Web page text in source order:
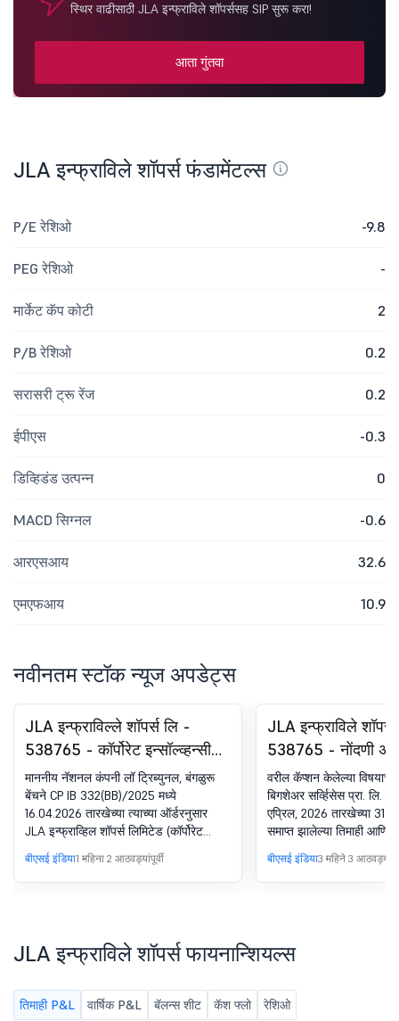
स्थिर वाढीसाठी JLA इन्फ्राविले शॉपर्ससह SIP सुरू करा!
आता गुंतवा
JLA इन्फ्राविले शॉपर्स फंडामेंटल्स
P/E रेशिओ -9.8
PEG रेशिओ -
मार्केट कॅप कोटी 2
P/B रेशिओ 0.2
सरासरी ट्रू रेंज 0.2
ईपीएस -0.3
डिव्हिडंड उत्पन्न 0
MACD सिग्नल -0.6
आरएसआय 32.6
एमएफआय 10.9
नवीनतम स्टॉक न्यूज अपडेट्स
JLA इन्फ्राविल्ले शॉपर्स लि -
538765 - कॉर्पोरेट इन्सॉल्व्हन्सी
रिझोल्यूशन प्रोसेस (सीआयआरपी)-
फायनान्शियल क्रेडिटर्सद्वारे कॉर्पोरेट
इन्सॉल्व्हन्सी रिझोल्यूशन प्रोसेस
(सीआयआरपी) ची सुरुवात
माननीय नॅशनल कंपनी लॉ ट्रिब्युनल, बंगळुरू
बेंचने CP IB 332(BB)/2025 मध्ये
16.04.2026 तारखेच्या त्याच्या ऑर्डरनुसार
JLA इन्फ्राव्हिल शॉपर्स लिमिटेड (कॉर्पोरेट
कर्जदार) सापेक्ष नादारी आणि दिवाळखोरी कोड
2016 च्या सेक्शन 7 अंतर्गत दाखल केलेला
ॲप्लिकेशन स्वीकारला आहे आणि कॉर्पोरेट
दिनेश चंदर गुप्ता, IBBI रजिस्ट्रेशन नं.
IBBI/IPA-001/IP-P-02107/2020-
कॉर्पोरेट कर्जदाराचे CIRP आयोजित करण्यासाठी
अंतरिम रिझोल्यूशन प्रोफेशनल (IRP) म्हणून
बीएसई इंडिया1 महिना 2 आठवड्यांपूर्वी
JLA इन्फ्राविले
538765 - नोंदणी
अनुपालन-प्रमाणपत्र.
रेग्युलेशन्स, 2018 चे
वरील कॅप्शन केलेल्या
बिगशेअर सर्व्हिसेस प्रा. लि.
एप्रिल, 2026 तारखेच्या 31
समाप्त झालेल्या तिमाही आणि
(डिपॉझिटरी आणि सहभागी)
च्या रेग्युलेशन 74(5) अंतर्गत
पाहा. कंपनीचे रजिस्ट्रार
बीएसई इंडिया3 महिने 3
JLA इन्फ्राविले शॉपर्स फायनान्शियल्स
तिमाही P&L वार्षिक P&L बॅलन्स शीट कॅश फ्लो रेशिओ